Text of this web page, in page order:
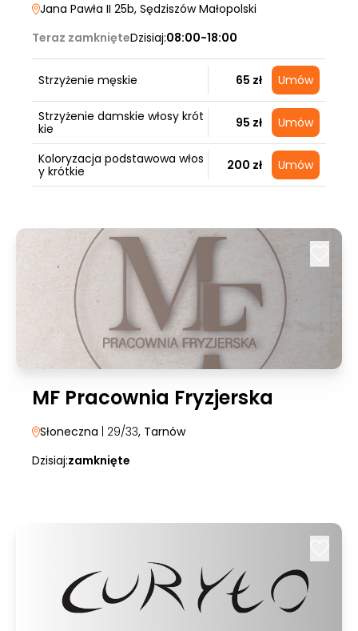
Jana Pawła II 25b, Sędziszów Małopolski
Teraz zamknięteDzisiaj:08:00-18:00
Strzyżenie męskie 65 zł Umów
Strzyżenie damskie włosy krót
kie
95 zł Umów
Koloryzacja podstawowa włos
y krótkie
200 zł Umów
MF Pracownia Fryzjerska
Słoneczna | 29/33, Tarnów
Dzisiaj:zamknięte